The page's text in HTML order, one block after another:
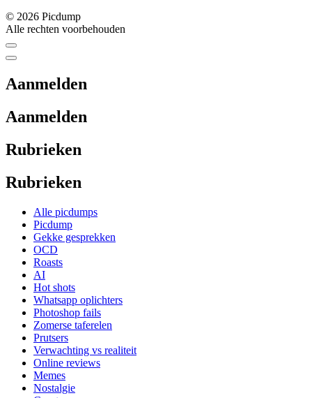
© 2026 Picdump
Alle rechten voorbehouden
Aanmelden
Aanmelden
Rubrieken
Rubrieken
Alle picdumps
Picdump
Gekke gesprekken
OCD
Roasts
AI
Hot shots
Whatsapp oplichters
Photoshop fails
Zomerse taferelen
Prutsers
Verwachting vs realiteit
Online reviews
Memes
Nostalgie